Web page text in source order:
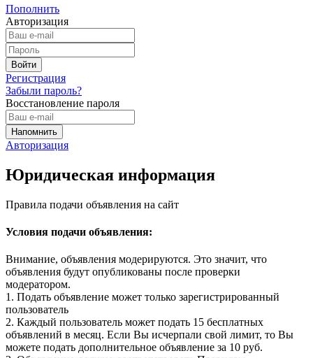
Пополнить
Авторизация
Регистрация
Забыли пароль?
Восстановление пароля
Авторизация
Юридическая информация
Правила подачи объявления на сайт
Условия подачи объявления:
Внимание, объявления модерируются. Это значит, что
объявления будут опубликованы после проверки
модератором.
1. Подать объявление может только зарегистрированный
пользователь
2. Каждый пользователь может подать 15 бесплатных
объявлений в месяц. Если Вы исчерпали свой лимит, то Вы
можете подать дополнительное объявление за 10 руб.